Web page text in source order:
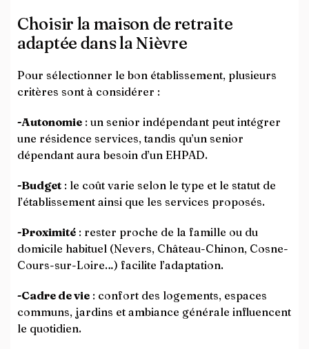
Choisir la maison de retraite
adaptée dans la Nièvre
Pour sélectionner le bon établissement, plusieurs
critères sont à considérer :
-Autonomie : un senior indépendant peut intégrer
une résidence services, tandis qu’un senior
dépendant aura besoin d’un EHPAD.
-Budget : le coût varie selon le type et le statut de
l’établissement ainsi que les services proposés.
-Proximité : rester proche de la famille ou du
domicile habituel (Nevers, Château-Chinon, Cosne-
Cours-sur-Loire…) facilite l’adaptation.
-Cadre de vie : confort des logements, espaces
communs, jardins et ambiance générale influencent
le quotidien.